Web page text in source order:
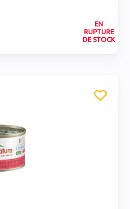
EN
RUPTURE
DE STOCK